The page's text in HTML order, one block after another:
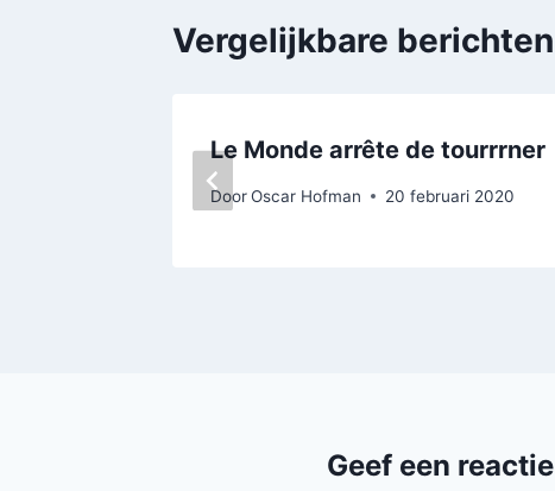
Vergelijkbare berichten
Le Monde arrête de tourrrner
DoorOscar Hofman 20 februari 2020
Geef een reactie